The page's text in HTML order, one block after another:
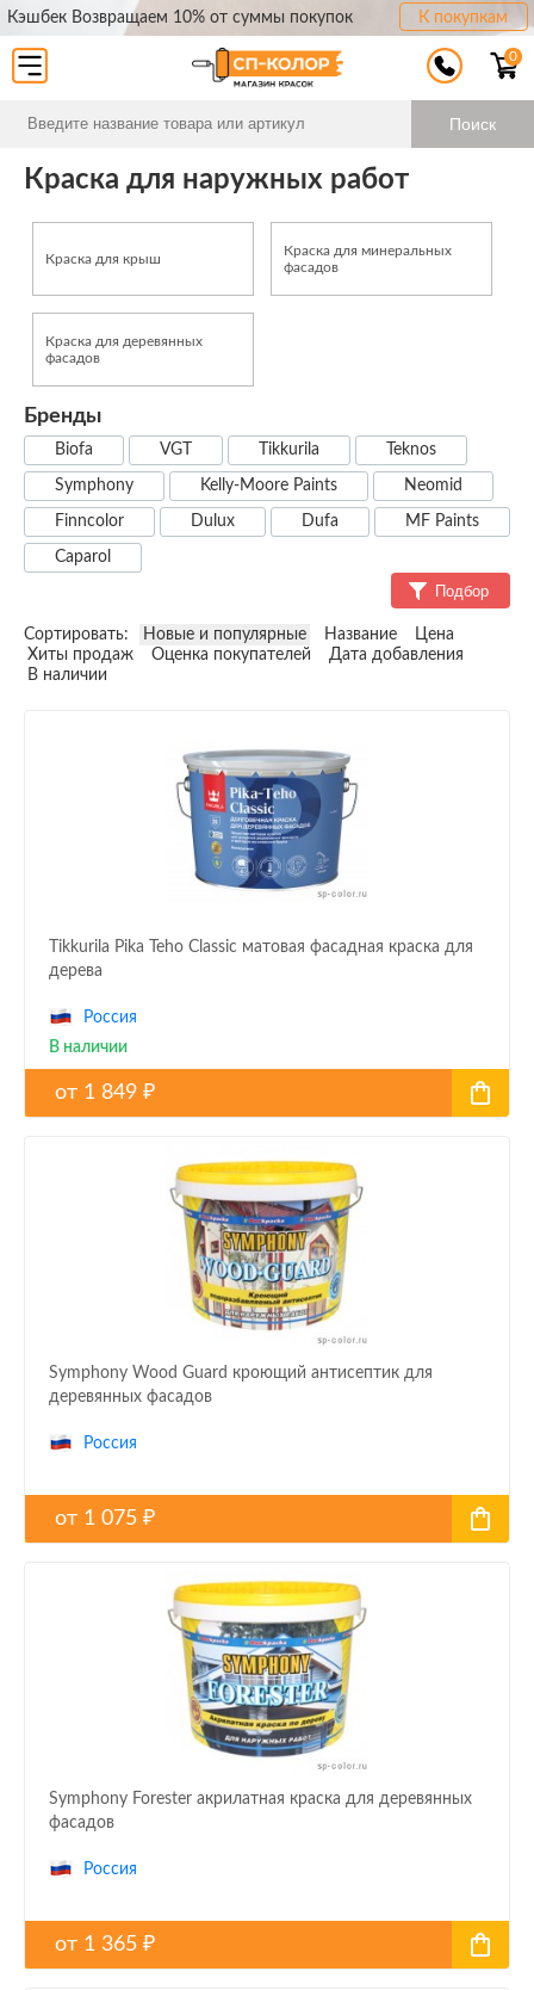
Кэшбек Возвращаем 10% от суммы покупок К покупкам
Поиск
0
Краска для наружных работ
Краска для крыш
Краска для минеральных
фасадов
Краска для деревянных
фасадов
Бренды
Biofa VGT Tikkurila Teknos
Symphony Kelly-Moore Paints Neomid
Finncolor Dulux Dufa MF Paints
Caparol
Подбор
Сортировать: Новые и популярные Название
Цена
Хиты продаж
Оценка покупателей
Дата добавления
В наличии
Tikkurila Pika Teho Classic матовая фасадная краска для
дерева
Россия
В наличии
от 1 849 ₽
Symphony Wood Guard кроющий антисептик для
деревянных фасадов
Россия
от 1 075 ₽
Symphony Forester акрилатная краска для деревянных
фасадов
Россия
от 1 365 ₽